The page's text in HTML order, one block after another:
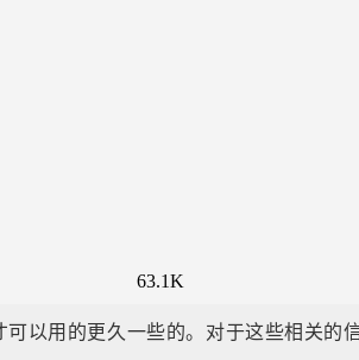
63.1K
以用的更久一些的。对于这些相关